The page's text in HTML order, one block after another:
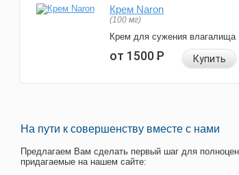
Крем Naron
(100 мг)
Крем для сужения влагалища
от 1500Р Купить
На пути к совершенству вместе с нами
Предлагаем Вам сделать первый шаг для
придагаемые на нашем сайте: